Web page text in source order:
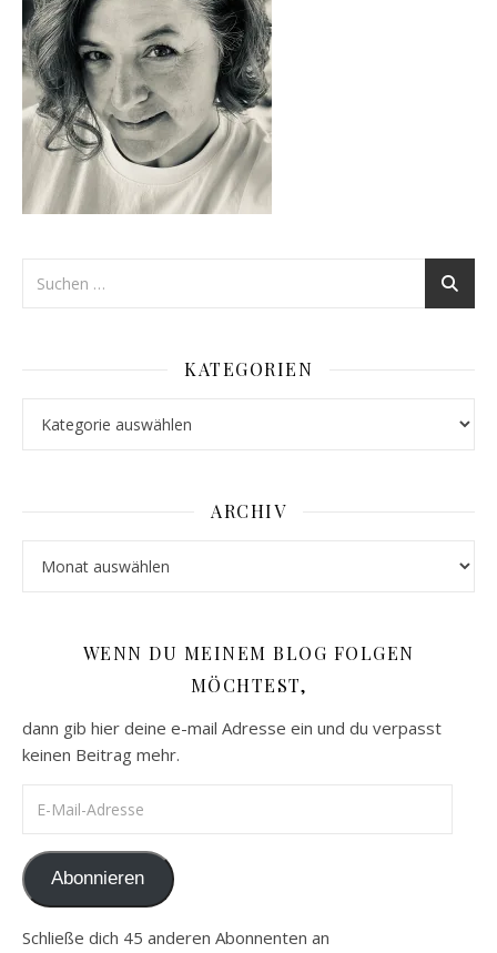
KATEGORIEN
ARCHIV
WENN DU MEINEM BLOG FOLGEN
MÖCHTEST,
dann gib hier deine e-mail Adresse ein und du verpasst
keinen Beitrag mehr.
Abonnieren
Schließe dich 45 anderen Abonnenten an